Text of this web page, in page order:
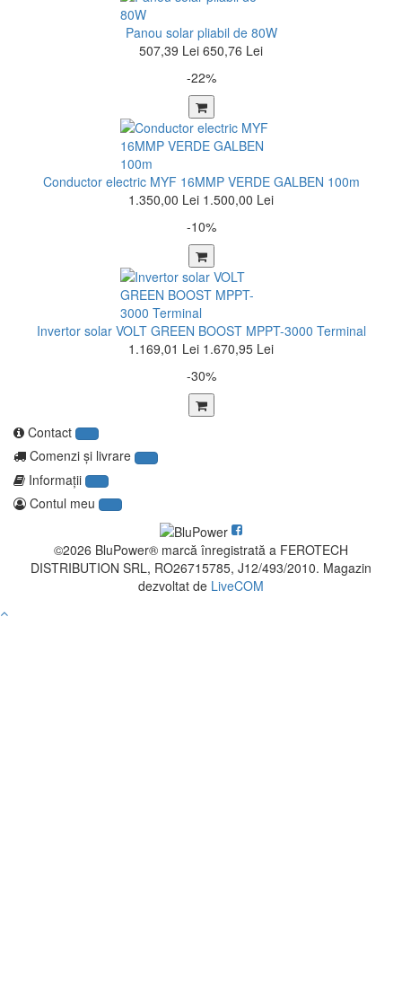
Panou solar pliabil de 80W
507,39 Lei 650,76 Lei
-22%
Conductor electric MYF 16MMP VERDE GALBEN 100m
1.350,00 Lei 1.500,00 Lei
-10%
Invertor solar VOLT GREEN BOOST MPPT-3000 Terminal
1.169,01 Lei 1.670,95 Lei
-30%
Contact
Comenzi şi livrare
Informaţii
Contul meu
©2026 BluPower® marcă înregistrată a FEROTECH
DISTRIBUTION SRL, RO26715785, J12/493/2010. Magazin
dezvoltat de LiveCOM